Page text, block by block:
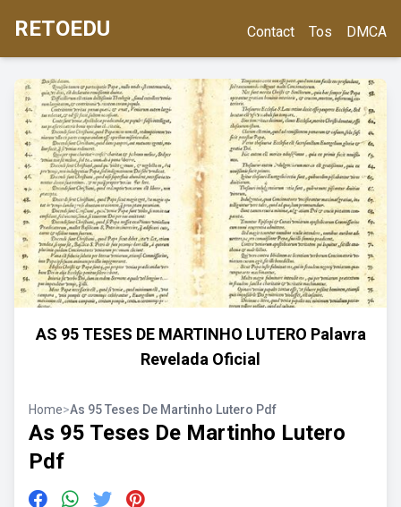
RETOEDU Contact Tos DMCA
AS 95 TESES DE MARTINHO LUTERO Palavra
Revelada Oficial
Home>As 95 Teses De Martinho Lutero Pdf
As 95 Teses De Martinho Lutero
Pdf